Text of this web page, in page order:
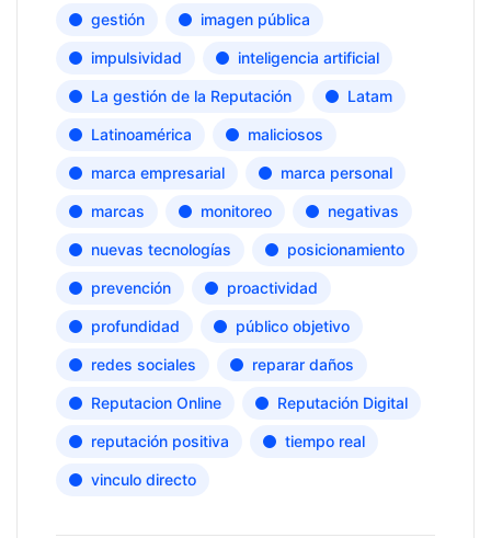
gestión imagen pública
impulsividad inteligencia artificial
La gestión de la Reputación Latam
Latinoamérica maliciosos
marca empresarial marca personal
marcas monitoreo negativas
nuevas tecnologías posicionamiento
prevención proactividad
profundidad público objetivo
redes sociales reparar daños
Reputacion Online Reputación Digital
reputación positiva tiempo real
vinculo directo